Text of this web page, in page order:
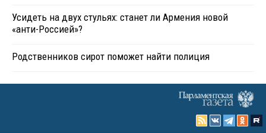
Усидеть на двух стульях: станет ли Армения новой
«анти-Россией»?
Родственников сирот поможет найти полиция